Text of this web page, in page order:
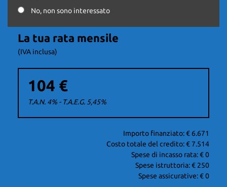
- PRESA USB
- VOLANTE MULTIFUNZIONE
Possibilità di consegna al vostro domicilio !
** POSSIBILITA' DI VALUTARE LA VOSTRA PERMUTA
No, non sono interessato
La tua rata mensile
(IVA inclusa)
104 €
T.A.N. 4% - T.A.E.G. 5,45%
Importo finanziato: € 6.671
Costo totale del credito: € 7.514
Spese di incasso rata: €0
Spese istruttoria: € 250
Spese assicurative: €0